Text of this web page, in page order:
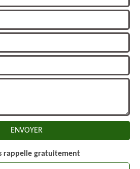
rappelle gratuitement